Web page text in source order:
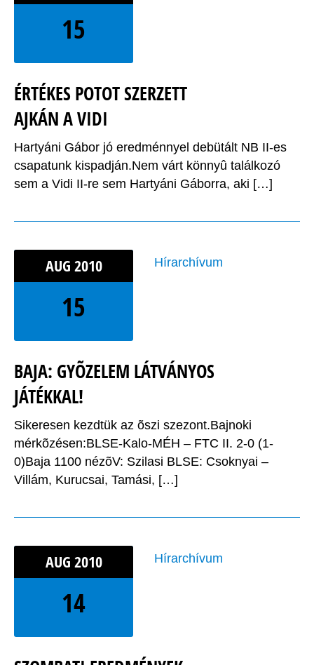
15
ÉRTÉKES POTOT SZERZETT
AJKÁN A VIDI
Hartyáni Gábor jó eredménnyel debütált NB II-es
csapatunk kispadján.Nem várt könnyû találkozó
sem a Vidi II-re sem Hartyáni Gáborra, aki […]
AUG 2010
15
Hírarchívum
BAJA: GYÕZELEM LÁTVÁNYOS
JÁTÉKKAL!
Sikeresen kezdtük az õszi szezont.Bajnoki
mérkõzésen:BLSE-Kalo-MÉH – FTC II. 2-0 (1-
0)Baja 1100 nézõV: Szilasi BLSE: Csoknyai –
Villám, Kurucsai, Tamási, […]
AUG 2010
14
Hírarchívum